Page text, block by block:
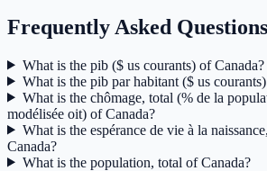
Frequently Asked Questions
What is the pib ($ us courants) of Canada?
What is the pib par habitant ($ us
What is the chômage, total (% de la
modélisée oit) of Canada?
What is the espérance de vie à la
Canada?
What is the population, total of Canada?